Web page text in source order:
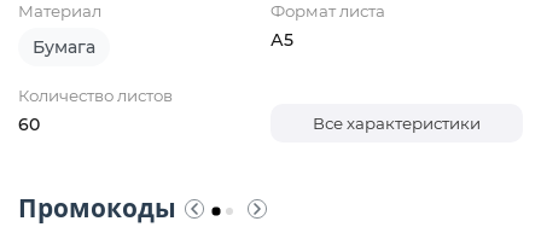
Материал
Бумага
Формат листа
А5
Количество листов
60 Все характеристики
Промокоды